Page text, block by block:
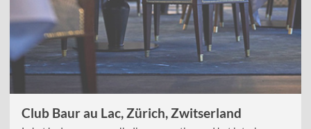
Club Baur au Lac, Zürich, Zwitserland